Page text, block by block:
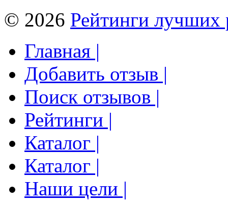
© 2026 Рейтинги лучших
Главная |
Добавить отзыв |
Поиск отзывов |
Рейтинги |
Каталог |
Каталог |
Наши цели |